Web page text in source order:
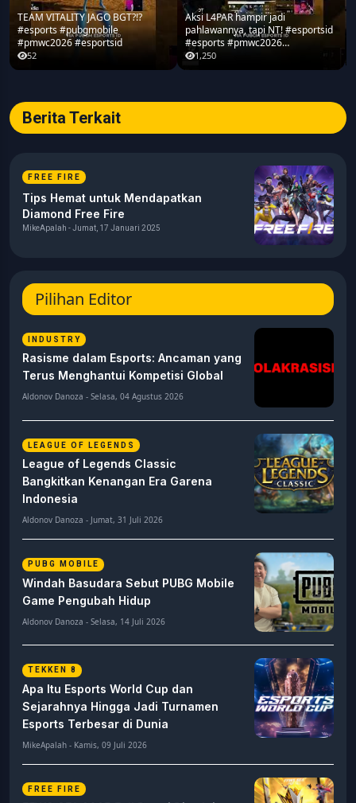
TEAM VITALITY JAGO BGT?!?
#esports #pubgmobile
#pmwc2026 #esportsid
52
Aksi L4PAR hampir jadi
pahlawannya, tapi NT! #esportsid
#esports #pmwc2026
#pubgmobile #teamrrq
1,250
Berita Terkait
FREE FIRE
Tips Hemat untuk Mendapatkan
Diamond Free Fire
MikeApalah - Jumat, 17 Januari 2025
Pilihan Editor
INDUSTRY
Rasisme dalam Esports: Ancaman yang
Terus Menghantui Kompetisi Global
Aldonov Danoza - Selasa, 04 Agustus 2026
LEAGUE OF LEGENDS
League of Legends Classic
Bangkitkan Kenangan Era Garena
Indonesia
Aldonov Danoza - Jumat, 31 Juli 2026
PUBG MOBILE
Windah Basudara Sebut PUBG Mobile
Game Pengubah Hidup
Aldonov Danoza - Selasa, 14 Juli 2026
TEKKEN 8
Apa Itu Esports World Cup dan
Sejarahnya Hingga Jadi Turnamen
Esports Terbesar di Dunia
MikeApalah - Kamis, 09 Juli 2026
FREE FIRE